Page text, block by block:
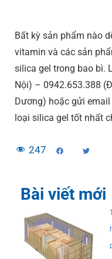
Bất kỳ sản phẩm nào
vitamin và các sản
silica gel trong bao bì.
Nội) – 0942.653.388
Dương) hoặc gửi
loại silica gel tốt nhất
247
Bài viết mới